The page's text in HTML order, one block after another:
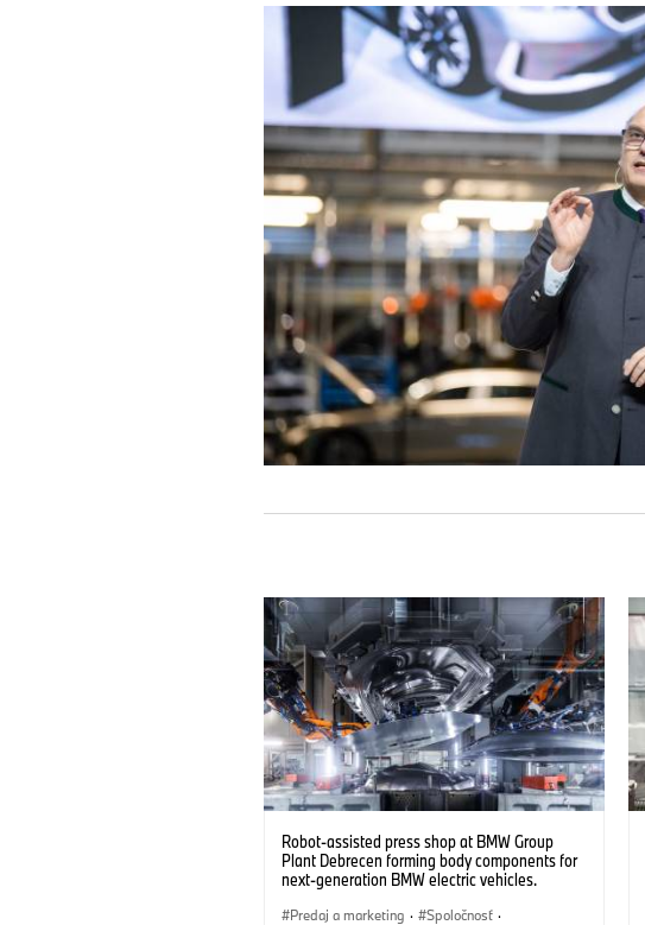
Robot-assisted press shop at BMW Group
Plant Debrecen forming body components for
next-generation BMW electric vehicles.
Predaj a marketing · Spoločnosť ·